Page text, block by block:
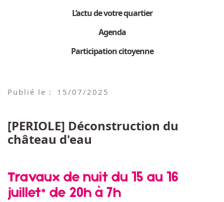
L’actu de votre quartier
Agenda
Participation citoyenne
Publié le : 15/07/2025
[PERIOLE] Déconstruction du
château d'eau
Travaux de nuit du 15 au 16
juillet* de 20h à 7h